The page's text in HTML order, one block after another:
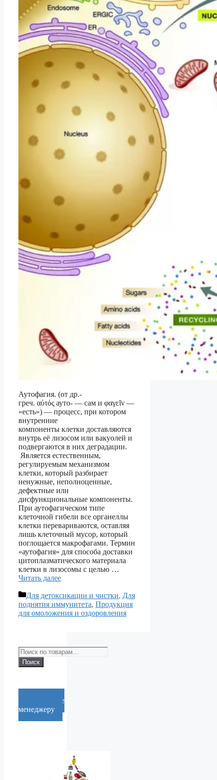
Аутофагия. (от др.-
греч. αὐτός ауто- — сам и φαγεῖν —
«есть») — процесс, при котором
внутренние
компоненты клетки доставляются
внутрь её лизосом или вакуолей и
подвергаются в них деградации.
Является естественным,
регулируемым механизмом
клетки, который разбирает
ненужные, неполноценные,
дефектные или
дисфункциональные компоненты.
При аутофагическом типе
клеточной гибели все органеллы
клетки перевариваются, оставляя
лишь клеточный мусор, который
поглощается макрофагами. Термин
«аутофагия» для способа доставки
цитоплазматического материала
клетки в лизосомы с целью …
Читать далее
Рубрики
Для детоксикации и чистки, Для
поднятия иммунитета, Продукция
для омоложения и оздоровления
Искать:
Поиск
Cообщение
менеджеру